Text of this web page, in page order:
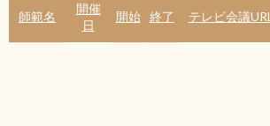
師範名
開催
日
開始 終了 テレビ会議URL